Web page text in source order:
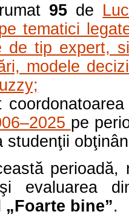
95de
tematici
de tip expert,
modele
pe
studenţii
perioadă,
evaluarea
„Foarte bine”.